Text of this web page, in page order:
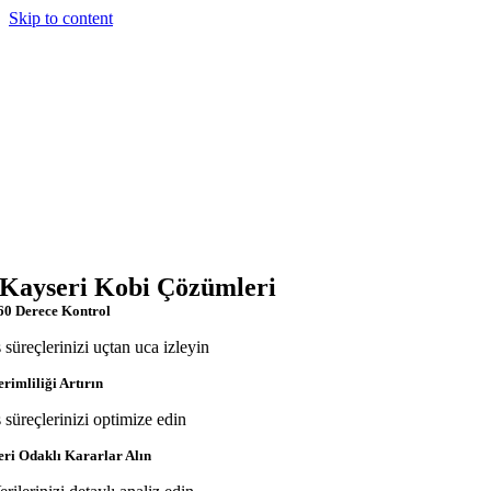
Skip to content
Kayseri Kobi Çözümleri
Derece Kontrol
süreçlerinizi uçtan uca izleyin
Artırın
süreçlerinizi optimize edin
Odaklı Kararlar Alın